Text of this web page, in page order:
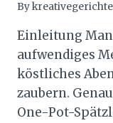
Bykreativegerichte
Einleitung
aufwendiges
köstliches
zaubern.
One-Pot-